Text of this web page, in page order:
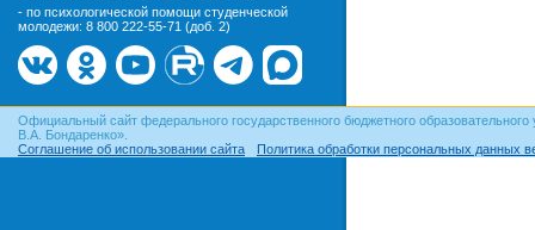
- по психологической помощи студенческой
молодежи: 8 800 222-55-71 (доб. 2)
Официальный сайт федерального государственного бюджетного
В.А. Бондаренко».
Соглашение об использовании сайта
Политика обработки персональных данных